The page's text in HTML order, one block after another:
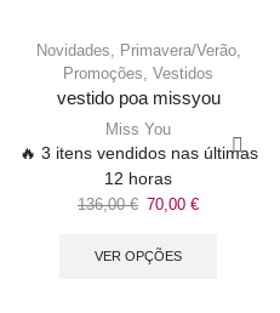
Novidades, Primavera/Verão,
Promoções, Vestidos
vestido poa missyou
Miss You
🔥 3 itens vendidos nas últimas
12 horas
136,00€ 70,00 €
VER OPÇÕES